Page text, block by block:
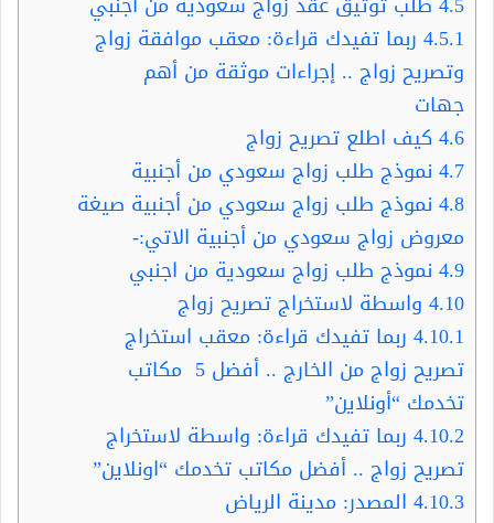
4.5.1 ربما تفيدك قراءة: معقب موافقة زواج
وتصريح زواج .. إجراءات موثقة من أهم
جهات
4.6 كيف اطلع تصريح زواج
4.7 نموذج طلب زواج سعودي من أجنبية
4.8 نموذج طلب زواج سعودي من أجنبية صيغة
معروض زواج سعودي من أجنبية الاتي:-
4.9 نموذج طلب زواج سعودية من اجنبي
4.10 واسطة لاستخراج تصريح زواج
4.10.1 ربما تفيدك قراءة: معقب استخراج
تصريح زواج من الخارج .. أفضل 5 مكاتب
تخدمك “أونلاين”
4.10.2 ربما تفيدك قراءة: واسطة لاستخراج
تصريح زواج .. أفضل مكاتب تخدمك “اونلاين”
4.10.3 المصدر: مدينة الرياض